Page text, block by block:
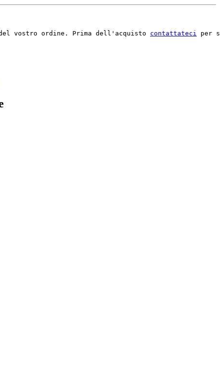
vostro ordine. Prima dell'acquisto contattateci per